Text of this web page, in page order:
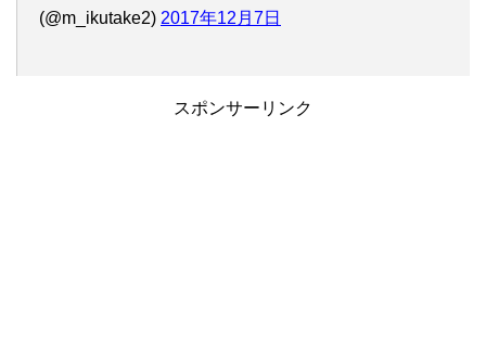
(@m_ikutake2) 2017年12月7日
スポンサーリンク